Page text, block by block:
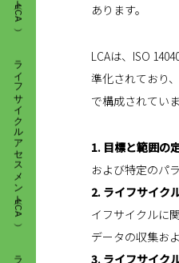
ライフサイクルアセスメント（LCA）
あります。
LCAは、ISO
準化されており
で構成されていま
1. 目標と範囲の
および特定のパ
2. ライフサイク
イフサイクルに
データの収集お
3. ライフサイク